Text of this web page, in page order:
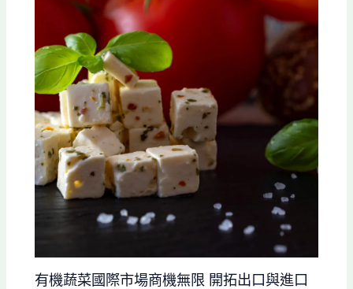
有機蔬菜國際市場商機無限 開拓出口與進口